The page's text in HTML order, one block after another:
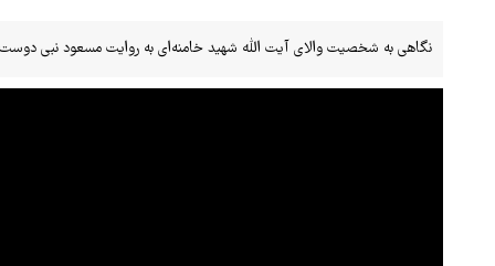
نگاهی به شخصیت والای آیت الله شهید خامنه‌ای به روایت مسعود نبی